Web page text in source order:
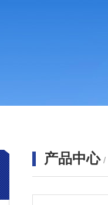
产品中心 /